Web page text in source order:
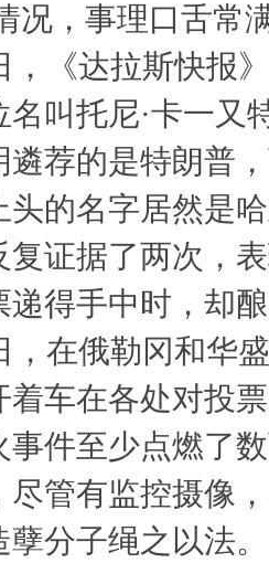
况，事理口舌常
，《达拉斯快报
名叫托尼·卡一又
遴荐的是特朗普
头的名字居然是
复证据了两次，
递得手中时，却
，在俄勒冈和华
着车在各处对投
事件至少点燃了
尽管有监控摄像
孽分子绳之以法